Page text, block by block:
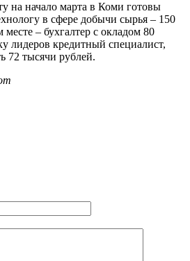
на начало марта в Коми готовы
в сфере добычи сырья – 150
– бухгалтер с окладом 80
лидеров кредитный специалист,
72 тысячи рублей.